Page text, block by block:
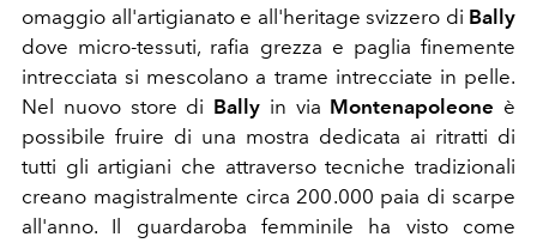
omaggio all'artigianato e all'heritage svizzero di Bally
dove micro-tessuti, rafia grezza e paglia finemente
intrecciata si mescolano a trame intrecciate in pelle.
Nel nuovo store di Bally in via Montenapoleone è
possibile fruire di una mostra dedicata ai ritratti di
tutti gli artigiani che attraverso tecniche tradizionali
creano magistralmente circa 200.000 paia di scarpe
all'anno. Il guardaroba femminile ha visto come